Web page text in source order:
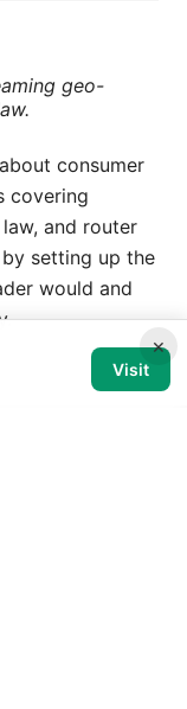
geo-
consumer
covering
and router
setting up the
would and
×
Visit